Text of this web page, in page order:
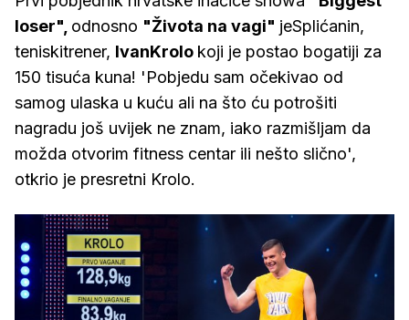
loser", odnosno "Života na vagi" jeSplićanin,
teniskitrener, IvanKrolo koji je postao bogatiji za
150 tisuća kuna! 'Pobjedu sam očekivao od
samog ulaska u kuću ali na što ću potrošiti
nagradu još uvijek ne znam, iako razmišljam da
možda otvorim fitness centar ili nešto slično',
otkrio je presretni Krolo.